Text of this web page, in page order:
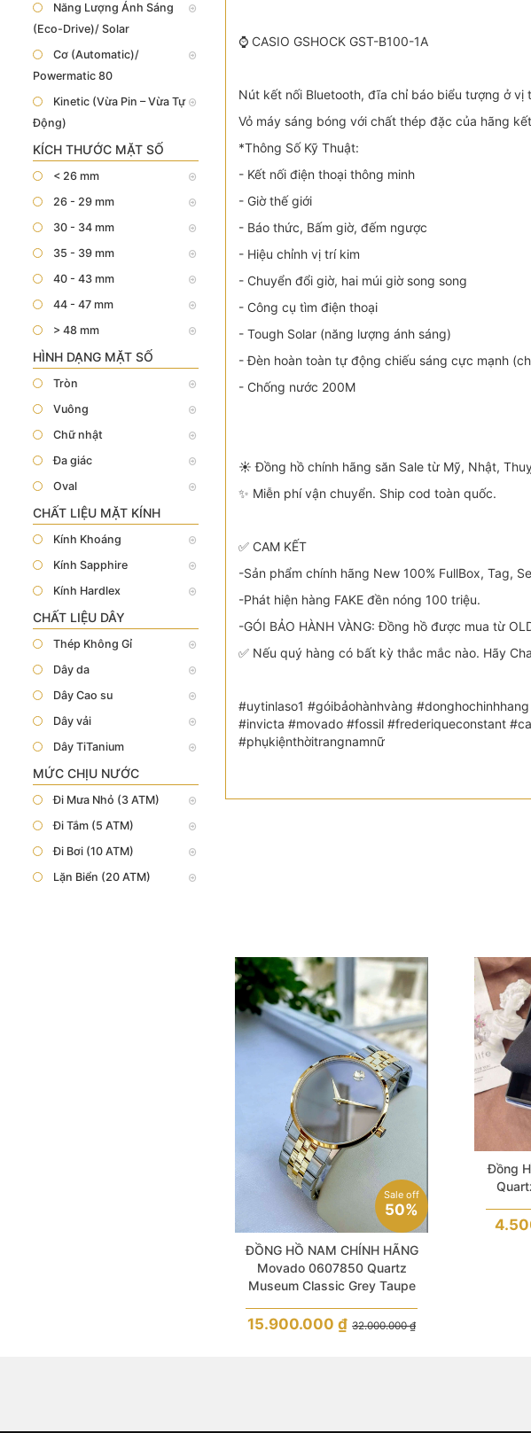
Năng Lượng Ánh Sáng
(Eco-Drive)/ Solar
Cơ (Automatic)/
Powermatic 80
Kinetic (Vừa Pin – Vừa Tự
Động)
KÍCH THƯỚC MẶT SỐ
< 26 mm
26 - 29 mm
30 - 34 mm
35 - 39 mm
40 - 43 mm
44 - 47 mm
> 48 mm
HÌNH DẠNG MẶT SỐ
Tròn
Vuông
Chữ nhật
Đa giác
Oval
CHẤT LIỆU MẶT KÍNH
Kính Khoáng
Kính Sapphire
Kính Hardlex
CHẤT LIỆU DÂY
Thép Không Gỉ
Dây da
Dây Cao su
Dây vải
Dây TiTanium
MỨC CHỊU NƯỚC
Đi Mưa Nhỏ (3 ATM)
Đi Tắm (5 ATM)
Đi Bơi (10 ATM)
Lặn Biển (20 ATM)
⌚ CASIO GSHOCK GST-B100-1A
Nút kết nối Bluetooth, đĩa chỉ báo biểu tượng ở vị
Vỏ máy sáng bóng với chất thép đặc của hãng
*Thông Số Kỹ Thuật:
- Kết nối điện thoại thông minh
- Giờ thế giới
- Báo thức, Bấm giờ, đếm ngược
- Hiệu chỉnh vị trí kim
- Chuyển đổi giờ, hai múi giờ song song
- Công cụ tìm điện thoại
- Tough Solar (năng lượng ánh sáng)
- Đèn hoàn toàn tự động chiếu sáng cực mạnh
- Chống nước 200M
☀️ Đồng hồ chính hãng săn Sale từ Mỹ, Nhật,
✨ Miễn phí vận chuyển. Ship cod toàn quốc.
✅ CAM KẾT
-Sản phẩm chính hãng New 100% FullBox, Tag,
-Phát hiện hàng FAKE đền nóng 100 triệu.
-GÓI BẢO HÀNH VÀNG: Đồng hồ được mua từ
✅ Nếu quý hàng có bất kỳ thắc mắc nào. Hãy
#uytinlaso1 #góibảohànhvàng
#invicta #movado #fossil #frederiqueconstant
#phụkiệnthờitrangnamnữ
Sale off
50%
ĐỒNG HỒ NAM CHÍNH HÃNG
Movado 0607850 Quartz
Museum Classic Grey Taupe
Stainless Steel For Men
32.000.000₫
15.900.000₫
Đồng